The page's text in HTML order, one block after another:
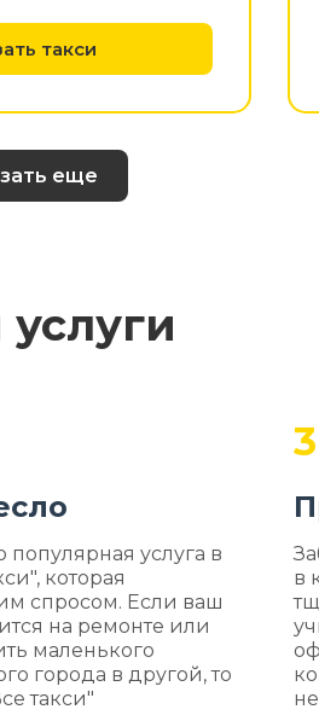
такси
еще
популярная услуга в
которая
спросом. Если ваш
на ремонте или
маленького
города в другой, то
такси"
3
в